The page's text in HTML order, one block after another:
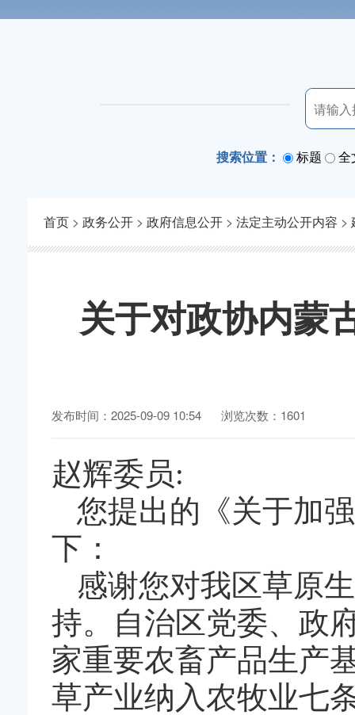
搜索位置： 标题 全
首页 > 政务公开 > 政府信息公开 > 法定主动公开内容 >
关于对政协内蒙
发布时间：2025-09-09 10:54 浏览次数：1601
赵辉委员:
您提出的《关于加
下：
感谢您对我区草原
持。自治区党委、政
家重要农畜产品生产
草产业纳入农牧业七